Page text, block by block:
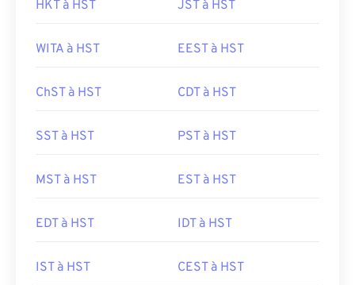
HKT à HST JST à HST
WITA à HST EEST à HST
ChST à HST CDT à HST
SST à HST PST à HST
MST à HST EST à HST
EDT à HST IDT à HST
IST à HST CEST à HST